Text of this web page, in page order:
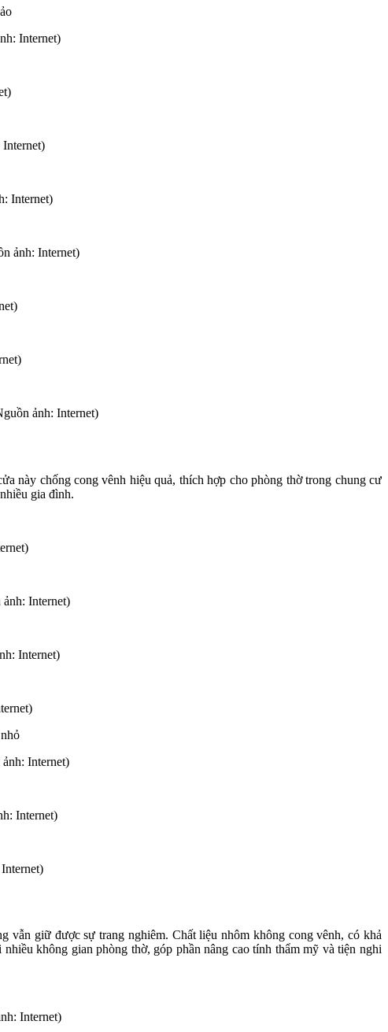
Internet)
Internet)
ảnh: Internet)
ảnh: Internet)
này chống cong vênh hiệu quả, thích hợp cho phòng thờ trong chung cư
gia đình.
Internet)
Internet)
Internet)
Internet)
vẫn giữ được sự trang nghiêm. Chất liệu nhôm không cong vênh, có khả
không gian phòng thờ, góp phần nâng cao tính thẩm mỹ và tiện nghi
Internet)